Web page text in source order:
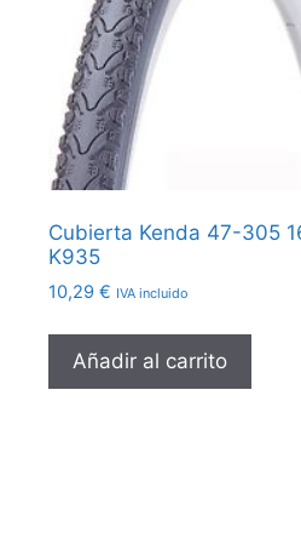
Cubierta Kenda 47-305
K935
10,29 € IVA incluido
Añadir al carrito